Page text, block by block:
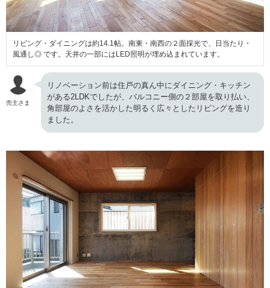
リビング・ダイニングは約14.1帖。南東・南西の２面採光で、日当たり・
風通し◎ です。天井の一部にはLED照明が埋め込まれています。
売主さま
リノベーション前は住戸の真ん中にダイニング・キッチン
がある2LDKでしたが、バルコニー側の２部屋を取り払い、
角部屋のよさを活かした明るく広々としたリビングを造り
ました。